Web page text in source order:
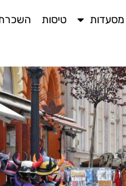
מסעדות טיסות